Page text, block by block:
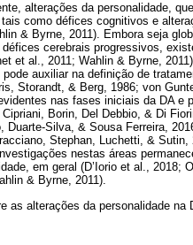
alterações da personalidade,
como défices cognitivos e
& Byrne, 2011). Embora seja
cerebrais progressivos,
et al., 2011; Wahlin & Byrne,
auxiliar na definição de
Storandt, & Berg, 1986; von
nas fases iniciais da DA e
Borin, Del Debbio, & Di
Silva, & Sousa Ferreira,
Stephan, Luchetti, &
nestas áreas
em geral (D’Iorio et al., 2018;
& Byrne, 2011).
as alterações da personalidade na